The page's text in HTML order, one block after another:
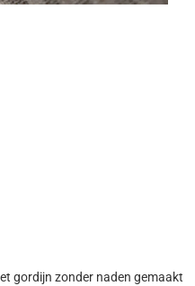
gordijn zonder naden gemaakt